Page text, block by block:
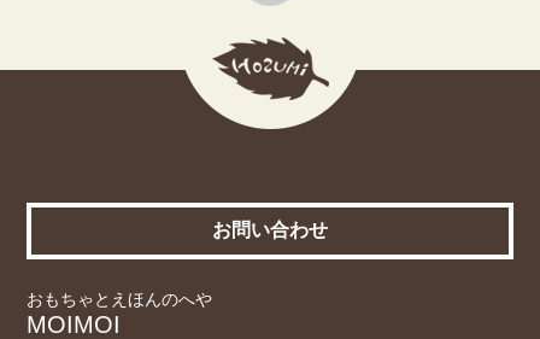
お問い合わせ
おもちゃとえほんのへや
MOIMOI